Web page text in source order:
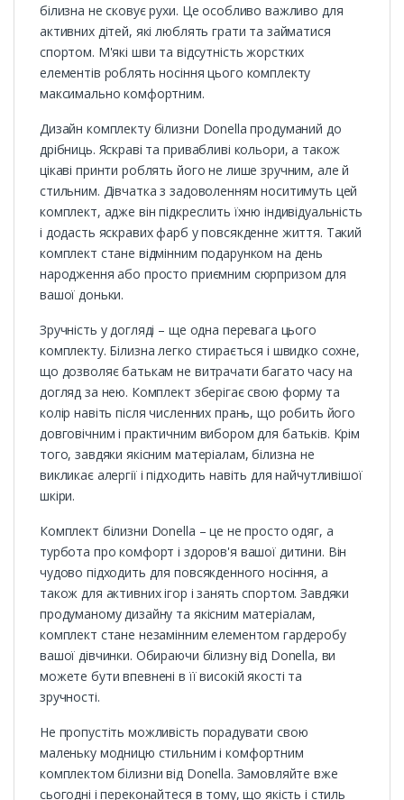
білизна не сковує рухи. Це особливо важливо для
активних дітей, які люблять грати та займатися
спортом. М'які шви та відсутність жорстких
елементів роблять носіння цього комплекту
максимально комфортним.
Дизайн комплекту білизни Donella продуманий до
дрібниць. Яскраві та привабливі кольори, а також
цікаві принти роблять його не лише зручним, але й
стильним. Дівчатка з задоволенням носитимуть цей
комплект, адже він підкреслить їхню індивідуальність
і додасть яскравих фарб у повсякденне життя. Такий
комплект стане відмінним подарунком на день
народження або просто приємним сюрпризом для
вашої доньки.
Зручність у догляді – ще одна перевага цього
комплекту. Білизна легко стирається і швидко сохне,
що дозволяє батькам не витрачати багато часу на
догляд за нею. Комплект зберігає свою форму та
колір навіть після численних прань, що робить його
довговічним і практичним вибором для батьків. Крім
того, завдяки якісним матеріалам, білизна не
викликає алергії і підходить навіть для найчутливішої
шкіри.
Комплект білизни Donella – це не просто одяг, а
турбота про комфорт і здоров'я вашої дитини. Він
чудово підходить для повсякденного носіння, а
також для активних ігор і занять спортом. Завдяки
продуманому дизайну та якісним матеріалам,
комплект стане незамінним елементом гардеробу
вашої дівчинки. Обираючи білизну від Donella, ви
можете бути впевнені в її високій якості та
зручності.
Не пропустіть можливість порадувати свою
маленьку модницю стильним і комфортним
комплектом білизни від Donella. Замовляйте вже
сьогодні і переконайтеся в тому, що якість і стиль